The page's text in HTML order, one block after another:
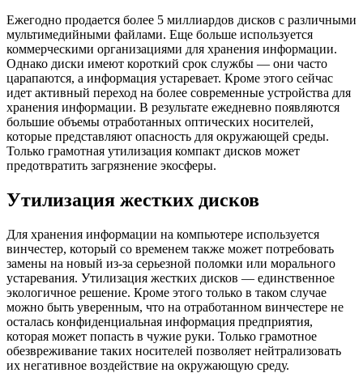
Ежегодно продается более 5 миллиардов дисков с различными
мультимедийными файлами. Еще больше используется
коммерческими организациями для хранения информации.
Однако диски имеют короткий срок службы — они часто
царапаются, а информация устаревает. Кроме этого сейчас
идет активный переход на более современные устройства для
хранения информации. В результате ежедневно появляются
большие объемы отработанных оптических носителей,
которые представляют опасность для окружающей среды.
Только грамотная утилизация компакт дисков может
предотвратить загрязнение экосферы.
Утилизация жестких дисков
Для хранения информации на компьютере используется
винчестер, который со временем также может потребовать
замены на новый из-за серьезной поломки или морального
устаревания. Утилизация жестких дисков — единственное
экологичное решение. Кроме этого только в таком случае
можно быть уверенным, что на отработанном винчестере не
осталась конфиденциальная информация предприятия,
которая может попасть в чужие руки. Только грамотное
обезвреживание таких носителей позволяет нейтрализовать
их негативное воздействие на окружающую среду.